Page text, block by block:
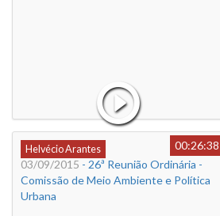
Helvécio Arantes
00:26:38
03/09/2015 - 26ª Reunião Ordinária -
Comissão de Meio Ambiente e Política
Urbana